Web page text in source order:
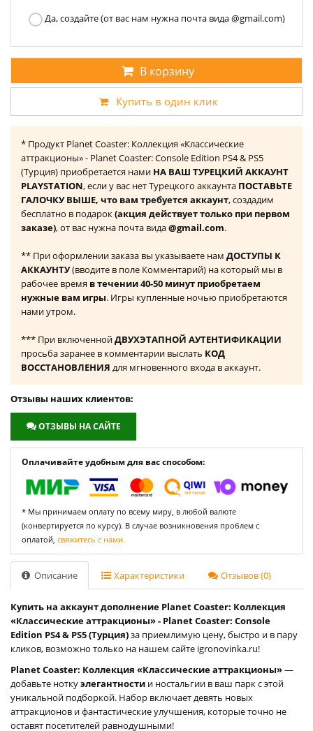
Да, создайте (от вас нам нужна почта вида @gmail.com)
В корзину
Купить в один клик
* Продукт Planet Coaster: Коллекция «Классические
аттракционы» - Planet Coaster: Console Edition PS4 & PS5
(Турция) приобретается нами НА ВАШ ТУРЕЦКИЙ АККАУНТ
PLAYSTATION, если у вас нет Турецкого аккаунта ПОСТАВЬТЕ
ГАЛОЧКУ ВЫШЕ, что вам требуется аккаунт, создадим
бесплатно в подарок(акция действует только при первом
заказе), от вас нужна почта вида@gmail.com.
** При оформлении заказа вы указываете нам ДОСТУПЫ К
АККАУНТУ(вводите в поле Комментарий) на который мы в
рабочее время в течении 40-50 минут приобретаем
нужные вам игры. Игры купленные ночью приобретаются
нами утром.
*** При включеннойДВУХЭТАПНОЙ АУТЕНТИФИКАЦИИ
просьба заранее в комментарии выслать КОД
ВОССТАНОВЛЕНИЯ для мгновенного входа в аккаунт.
Отзывы наших клиентов:
ОТЗЫВЫ НА САЙТЕ
Оплачивайте удобным для вас способом:
* Мы принимаем оплату по всему миру, в любой валюте
(конвертируется по курсу). В случае возникновения проблем с
оплатой, свяжитесь с нами.
Описание Характеристики Отзывов (0)
Купить на аккаунт дополнение Planet Coaster: Коллекция
«Классические аттракционы» - Planet Coaster: Console
Edition PS4 & PS5 (Турция)за приемлимую цену, быстро и в пару
кликов, возможно только на нашем сайте igronovinka.ru!
Planet Coaster: Коллекция «Классические аттракционы»—
добавьте ноткуэлегантности и ностальгии в ваш парк с этой
уникальной подборкой. Набор включает девять новых
аттракционов и фантастические улучшения, которые точно не
оставят посетителей равнодушными!